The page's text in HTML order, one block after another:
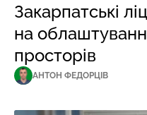
Закарпатські
на
просторів
АНТОН ФЕДОРЦІВ